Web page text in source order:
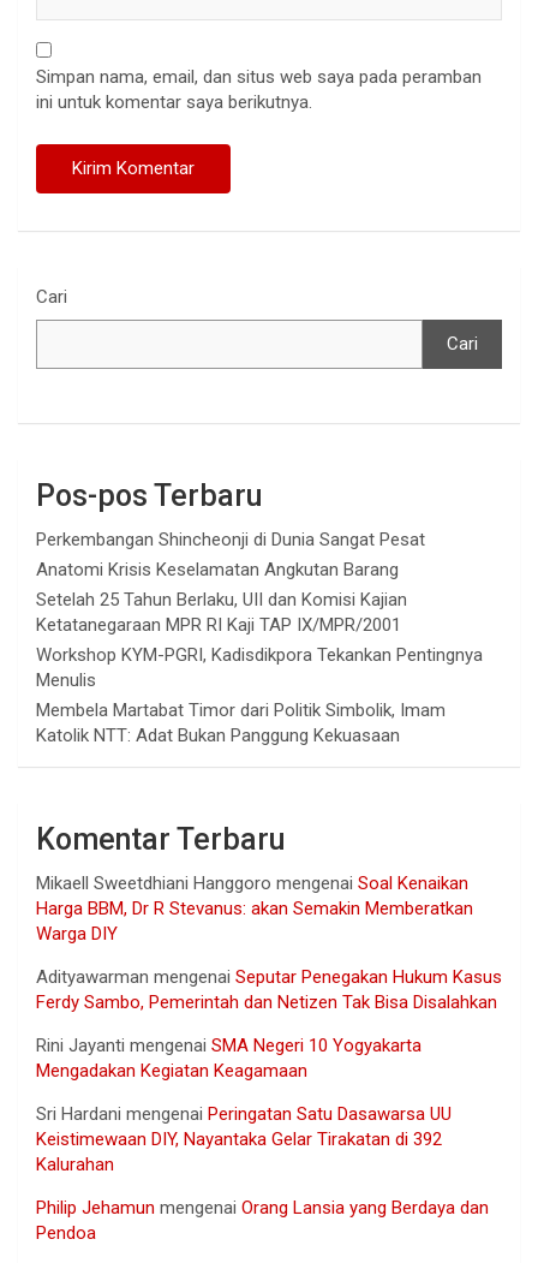
Simpan nama, email, dan situs web saya pada peramban
ini untuk komentar saya berikutnya.
Cari
Cari
Pos-pos Terbaru
Perkembangan Shincheonji di Dunia Sangat Pesat
Anatomi Krisis Keselamatan Angkutan Barang
Setelah 25 Tahun Berlaku, UII dan Komisi Kajian
Ketatanegaraan MPR RI Kaji TAP IX/MPR/2001
Workshop KYM-PGRI, Kadisdikpora Tekankan Pentingnya
Menulis
Membela Martabat Timor dari Politik Simbolik, Imam
Katolik NTT: Adat Bukan Panggung Kekuasaan
Komentar Terbaru
Mikaell Sweetdhiani Hanggoro mengenai Soal Kenaikan
Harga BBM, Dr R Stevanus: akan Semakin Memberatkan
Warga DIY
Adityawarman mengenai Seputar Penegakan Hukum Kasus
Ferdy Sambo, Pemerintah dan Netizen Tak Bisa Disalahkan
Rini Jayanti mengenai SMA Negeri 10 Yogyakarta
Mengadakan Kegiatan Keagamaan
Sri Hardani mengenai Peringatan Satu Dasawarsa UU
Keistimewaan DIY, Nayantaka Gelar Tirakatan di 392
Kalurahan
Philip Jehamun mengenai Orang Lansia yang Berdaya dan
Pendoa